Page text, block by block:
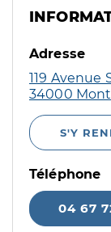
Adresse
119 Avenue
34000
S'Y
Téléphone
04 67